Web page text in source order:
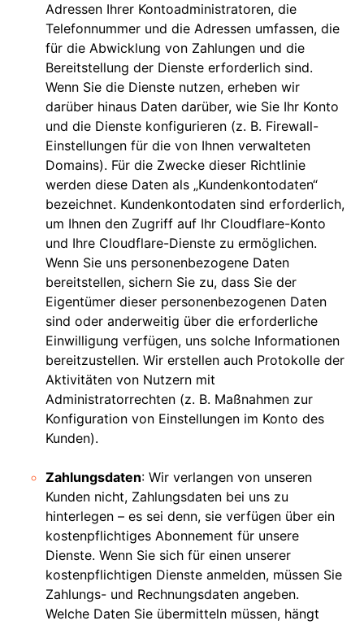
Adressen Ihrer Kontoadministratoren, die
Telefonnummer und die Adressen umfassen, die
für die Abwicklung von Zahlungen und die
Bereitstellung der Dienste erforderlich sind.
Wenn Sie die Dienste nutzen, erheben wir
darüber hinaus Daten darüber, wie Sie Ihr Konto
und die Dienste konfigurieren (z. B. Firewall-
Einstellungen für die von Ihnen verwalteten
Domains). Für die Zwecke dieser Richtlinie
werden diese Daten als „Kundenkontodaten“
bezeichnet. Kundenkontodaten sind erforderlich,
um Ihnen den Zugriff auf Ihr Cloudflare-Konto
und Ihre Cloudflare-Dienste zu ermöglichen.
Wenn Sie uns personenbezogene Daten
bereitstellen, sichern Sie zu, dass Sie der
Eigentümer dieser personenbezogenen Daten
sind oder anderweitig über die erforderliche
Einwilligung verfügen, uns solche Informationen
bereitzustellen. Wir erstellen auch Protokolle der
Aktivitäten von Nutzern mit
Administratorrechten (z. B. Maßnahmen zur
Konfiguration von Einstellungen im Konto des
Kunden).
Zahlungsdaten: Wir verlangen von unseren
Kunden nicht, Zahlungsdaten bei uns zu
hinterlegen – es sei denn, sie verfügen über ein
kostenpflichtiges Abonnement für unsere
Dienste. Wenn Sie sich für einen unserer
kostenpflichtigen Dienste anmelden, müssen Sie
Zahlungs- und Rechnungsdaten angeben.
Welche Daten Sie übermitteln müssen, hängt